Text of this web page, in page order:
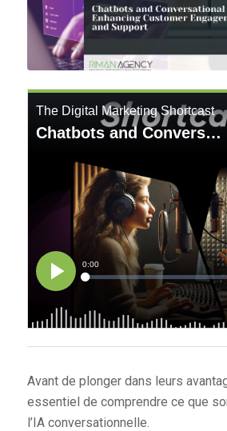
Avant de plonger dans leurs
essentiel de comprendre ce que
l’IA conversationnelle.